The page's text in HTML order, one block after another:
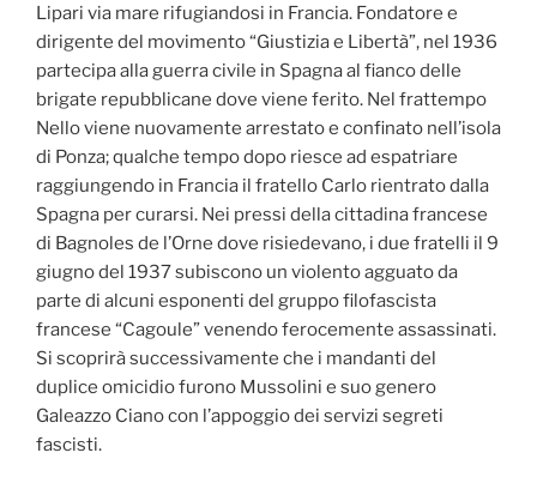
Lipari via mare rifugiandosi in Francia. Fondatore e
dirigente del movimento “Giustizia e Libertà”, nel 1936
partecipa alla guerra civile in Spagna al fianco delle
brigate repubblicane dove viene ferito. Nel frattempo
Nello viene nuovamente arrestato e confinato nell’isola
di Ponza; qualche tempo dopo riesce ad espatriare
raggiungendo in Francia il fratello Carlo rientrato dalla
Spagna per curarsi. Nei pressi della cittadina francese
di Bagnoles de l’Orne dove risiedevano, i due fratelli il 9
giugno del 1937 subiscono un violento agguato da
parte di alcuni esponenti del gruppo filofascista
francese “Cagoule” venendo ferocemente assassinati.
Si scoprirà successivamente che i mandanti del
duplice omicidio furono Mussolini e suo genero
Galeazzo Ciano con l’appoggio dei servizi segreti
fascisti.